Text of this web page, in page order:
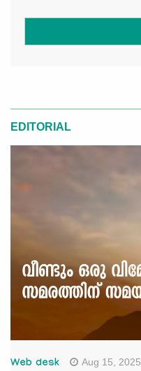
EDITORIAL
Web desk Aug 15, 2025